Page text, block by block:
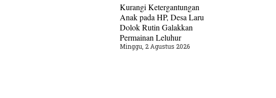
Kurangi Ketergantungan
Anak pada HP, Desa Laru
Dolok Rutin Galakkan
Permainan Leluhur
Minggu, 2 Agustus 2026